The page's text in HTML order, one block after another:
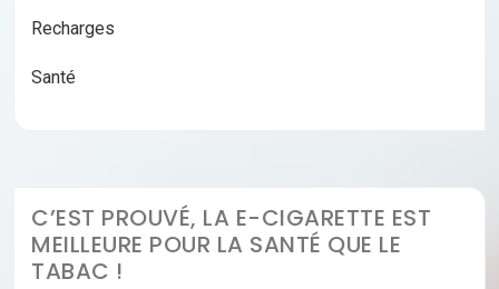
Recharges
Santé
C’EST PROUVÉ, LA E-CIGARETTE EST
MEILLEURE POUR LA SANTÉ QUE LE
TABAC !